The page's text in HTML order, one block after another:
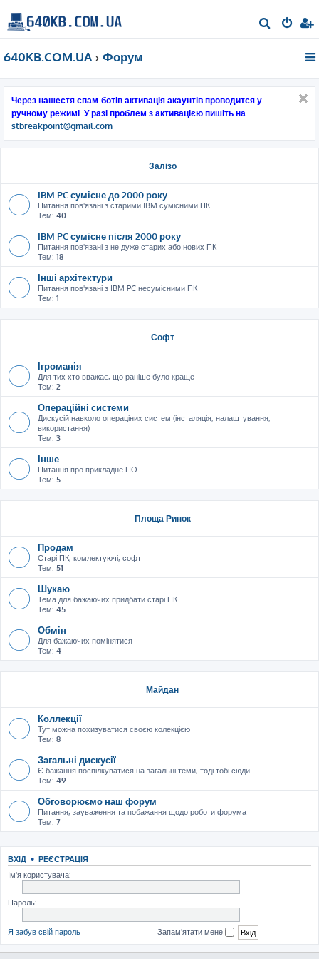
о
640KB.COM.UA Форум
Через нашестя спам-ботів активація акаунтів проводится у
ручному режимі. У разі проблем з активацією пишіть на
stbreakpoint@gmail.com
Залізо
IBM PC сумісне до 2000 року
Питання пов'язані з старими IBM сумісними ПК
Тем: 40
IBM PC сумісне після 2000 року
Питання пов'язані з не дуже старих або нових ПК
Тем: 18
Інші архітектури
Питання пов'язані з IBM PC несумісними ПК
Тем: 1
Софт
Ігроманія
Для тих хто вважає, що раніше було краще
Тем: 2
Операційні системи
Дискусій навколо операціних систем (інсталяція, налаштування,
використання)
Тем: 3
Інше
Питання про прикладне ПО
Тем: 5
Площа Ринок
Продам
Старі ПК, комлектуючі, софт
Тем: 51
Шукаю
Тема для бажаючих придбати старі ПК
Тем: 45
Обмін
Для бажаючих помінятися
Тем: 4
Майдан
Коллекції
Тут можна похизуватися своєю колекцією
Тем: 8
Загальні дискусії
Є бажання поспілкуватися на загальні теми, тоді тобі сюди
Тем: 49
Обговорюємо наш форум
Питання, зауваження та побажання щодо роботи форума
Тем: 7
ВХІД • РЕЄСТРАЦІЯ
Ім'я користувача:
Пароль:
Я забув свій пароль Запам'ятати мене